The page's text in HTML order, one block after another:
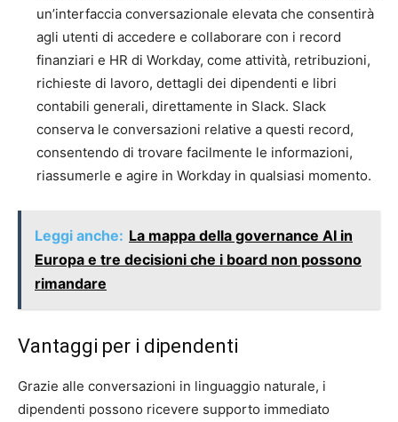
un’interfaccia conversazionale elevata che consentirà
agli utenti di accedere e collaborare con i record
finanziari e HR di Workday, come attività, retribuzioni,
richieste di lavoro, dettagli dei dipendenti e libri
contabili generali, direttamente in Slack. Slack
conserva le conversazioni relative a questi record,
consentendo di trovare facilmente le informazioni,
riassumerle e agire in Workday in qualsiasi momento.
Leggi anche: La mappa della governance AI in
Europa e tre decisioni che i board non possono
rimandare
Vantaggi per i dipendenti
Grazie alle conversazioni in linguaggio naturale, i
dipendenti possono ricevere supporto immediato